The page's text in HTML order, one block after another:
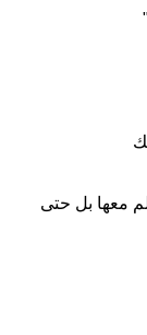
معها بل حتى